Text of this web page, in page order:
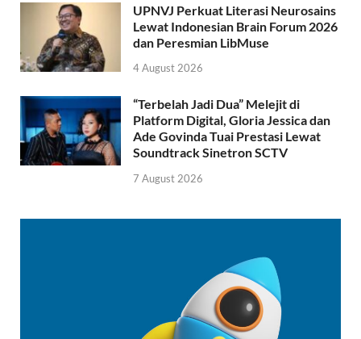
UPNVJ Perkuat Literasi Neurosains
Lewat Indonesian Brain Forum 2026
dan Peresmian LibMuse
4 August 2026
“Terbelah Jadi Dua” Melejit di
Platform Digital, Gloria Jessica dan
Ade Govinda Tuai Prestasi Lewat
Soundtrack Sinetron SCTV
7 August 2026